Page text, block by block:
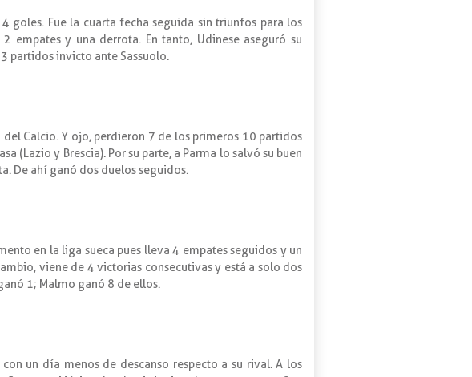
goles. Fue la cuarta fecha seguida sin triunfos para los
empates y una derrota. En tanto, Udinese aseguró su
partidos invicto ante Sassuolo.
Calcio. Y ojo, perdieron 7 de los primeros 10 partidos
(Lazio y Brescia). Por su parte, a Parma lo salvó su buen
De ahí ganó dos duelos seguidos.
en la liga sueca pues lleva 4 empates seguidos y un
viene de 4 victorias consecutivas y está a solo dos
1; Malmo ganó 8 de ellos.
un día menos de descanso respecto a su rival. A los